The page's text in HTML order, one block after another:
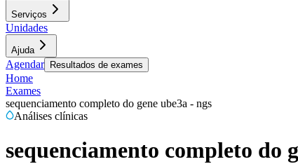
Serviços
Unidades
Ajuda
Agendar Resultados de exames
Home
Exames
sequenciamento completo do gene ube3a - ngs
Análises clínicas
sequenciamento completo do